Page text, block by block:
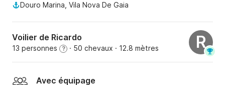
Douro Marina, Vila Nova De Gaia
Voilier de Ricardo
13 personnes ? · 50 chevaux · 12.8 mètres R
Avec équipage